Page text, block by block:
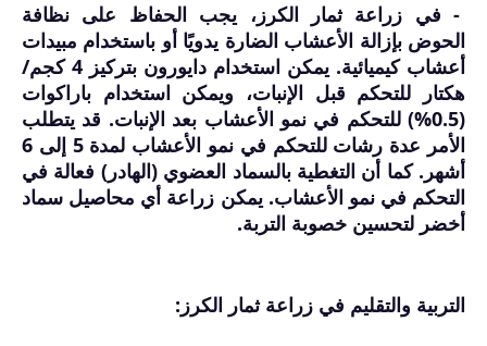
- في زراعة ثمار الكرز، يجب الحفاظ على نظافة
الحوض بإزالة الأعشاب الضارة يدويًا أو باستخدام مبيدات
أعشاب كيميائية. يمكن استخدام دايورون بتركيز 4 كجم/
هكتار للتحكم قبل الإنبات، ويمكن استخدام باراكوات
(0.5%) للتحكم في نمو الأعشاب بعد الإنبات. قد يتطلب
الأمر عدة رشات للتحكم في نمو الأعشاب لمدة 5 إلى 6
أشهر. كما أن التغطية بالسماد العضوي (الهادر) فعالة في
التحكم في نمو الأعشاب. يمكن زراعة أي محاصيل سماد
أخضر لتحسين خصوبة التربة.
التربية والتقليم في زراعة ثمار الكرز: